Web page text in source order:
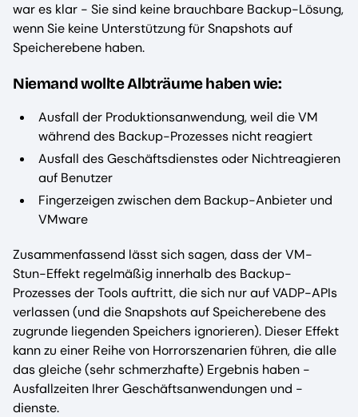
war es klar - Sie sind keine brauchbare Backup-Lösung,
wenn Sie keine Unterstützung für Snapshots auf
Speicherebene haben.
Niemand wollte Albträume haben wie:
Ausfall der Produktionsanwendung, weil die VM
während des Backup-Prozesses nicht reagiert
Ausfall des Geschäftsdienstes oder Nichtreagieren
auf Benutzer
Fingerzeigen zwischen dem Backup-Anbieter und
VMware
Zusammenfassend lässt sich sagen, dass der VM-
Stun-Effekt regelmäßig innerhalb des Backup-
Prozesses der Tools auftritt, die sich nur auf VADP-APIs
verlassen (und die Snapshots auf Speicherebene des
zugrunde liegenden Speichers ignorieren). Dieser Effekt
kann zu einer Reihe von Horrorszenarien führen, die alle
das gleiche (sehr schmerzhafte) Ergebnis haben -
Ausfallzeiten Ihrer Geschäftsanwendungen und -
dienste.